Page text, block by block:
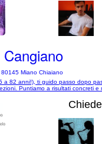
80145 Miano Chiaiano
a 82 anni!), ti guido passo dopo
Puntiamo a risultati concreti e